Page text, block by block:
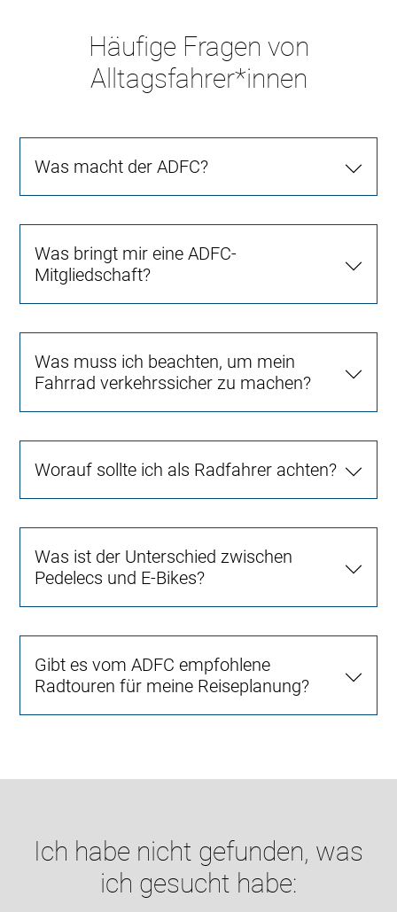
Häufige Fragen von
Alltagsfahrer*innen
Was macht der ADFC?
Was bringt mir eine ADFC-
Mitgliedschaft?
Was muss ich beachten, um mein
Fahrrad verkehrssicher zu machen?
Worauf sollte ich als Radfahrer achten?
Was ist der Unterschied zwischen
Pedelecs und E-Bikes?
Gibt es vom ADFC empfohlene
Radtouren für meine Reiseplanung?
Ich habe nicht gefunden, was
ich gesucht habe: